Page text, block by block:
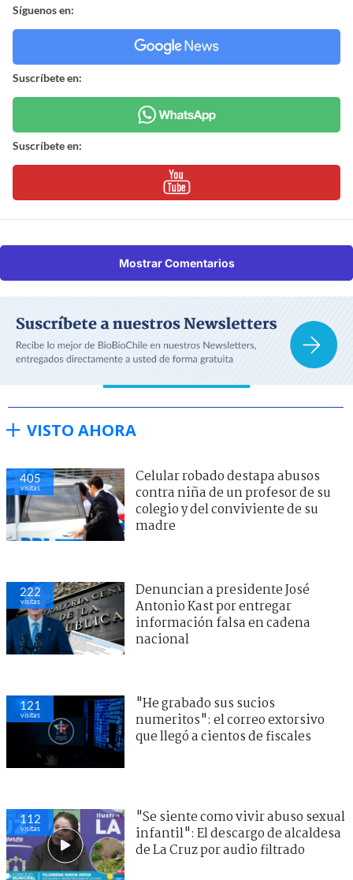
Síguenos en:
Suscríbete en:
Suscríbete en:
Mostrar Comentarios
VISTO AHORA
405
visitas
Celular robado destapa abusos
contra niña de un profesor de su
colegio y del conviviente de su
madre
222
visitas
Denuncian a presidente José
Antonio Kast por entregar
información falsa en cadena
nacional
121
visitas
"He grabado sus sucios
numeritos": el correo extorsivo
que llegó a cientos de fiscales
112
visitas
"Se siente como vivir abuso sexual
infantil": El descargo de alcaldesa
de La Cruz por audio filtrado